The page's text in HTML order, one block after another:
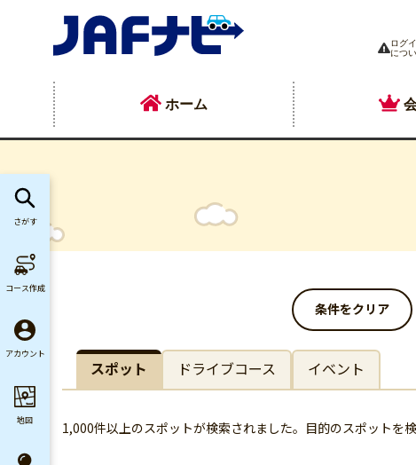
ログ
につ
ホーム
条件をクリア
スポット ドライブコース イベント
1,000件以上のスポットが検索されました。目的のスポットを
さがす
コース作成
アカウント
地図